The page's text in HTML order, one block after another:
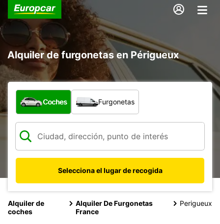
Alquiler de furgonetas en Périgueux
¿Qué tipo de vehículo?
Coches Furgonetas
Selecciona el lugar de recogida
Alquiler de
coches
Alquiler De Furgonetas
France
Perigueux